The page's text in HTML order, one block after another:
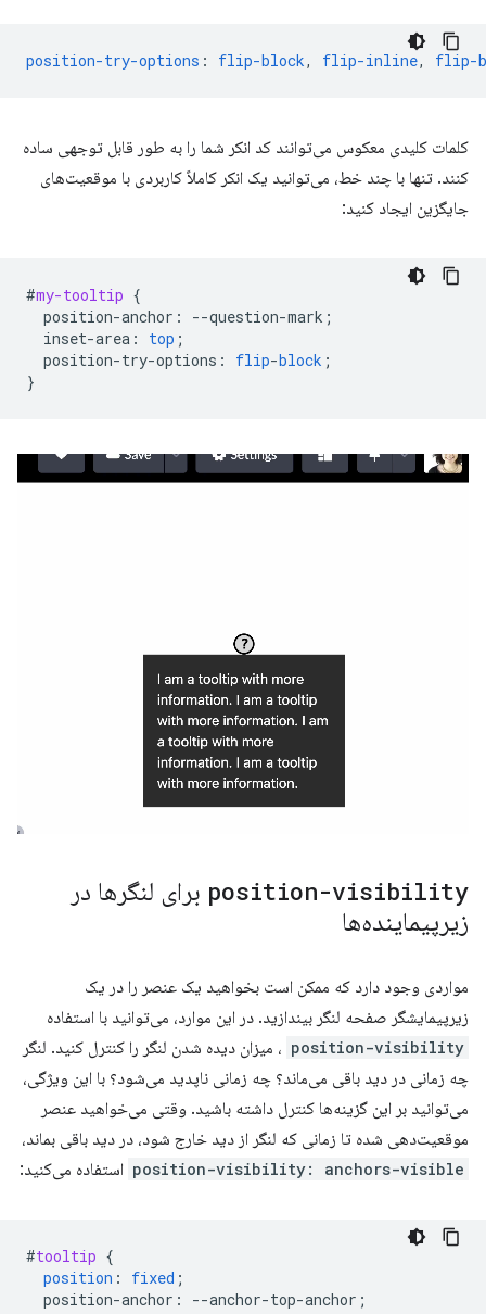
position-try-options : flip-block, flip-inline, flip-
کلمات کلیدی معکوس می‌توانند کد انکر شما را به طور قابل توجهی ساده
کنند. تنها با چند خط، می‌توانید یک انکر کاملاً کاربردی با موقعیت‌های
جایگزین ایجاد کنید:
#my-tooltip {
position-anchor : --question-mark ;
inset-area : top ;
position-try-options : flip-block ;
}
position-visibility برای لنگرها در
زیرپیماینده‌ها
مواردی وجود دارد که ممکن است بخواهید یک عنصر را در یک
زیرپیمایشگر صفحه لنگر بیندازید. در این موارد، می‌توانید با استفاده
position-visibility ، میزان دیده شدن لنگر را کنترل کنید. لنگر
چه زمانی در دید باقی می‌ماند؟ چه زمانی ناپدید می‌شود؟ با این ویژگی،
می‌توانید بر این گزینه‌ها کنترل داشته باشید. وقتی می‌خواهید عنصر
موقعیت‌دهی شده تا زمانی که لنگر از دید خارج شود، در دید باقی بماند،
position-visibility: anchors-visible استفاده می‌کنید:
#tooltip {
position : fixed ;
position-anchor : --anchor-top-anchor ;